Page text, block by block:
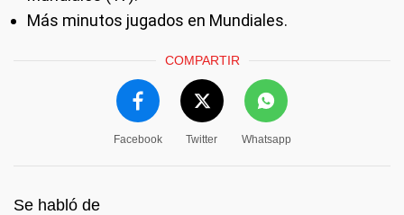
Más minutos jugados en Mundiales.
COMPARTIR
Facebook Twitter Whatsapp
Se habló de